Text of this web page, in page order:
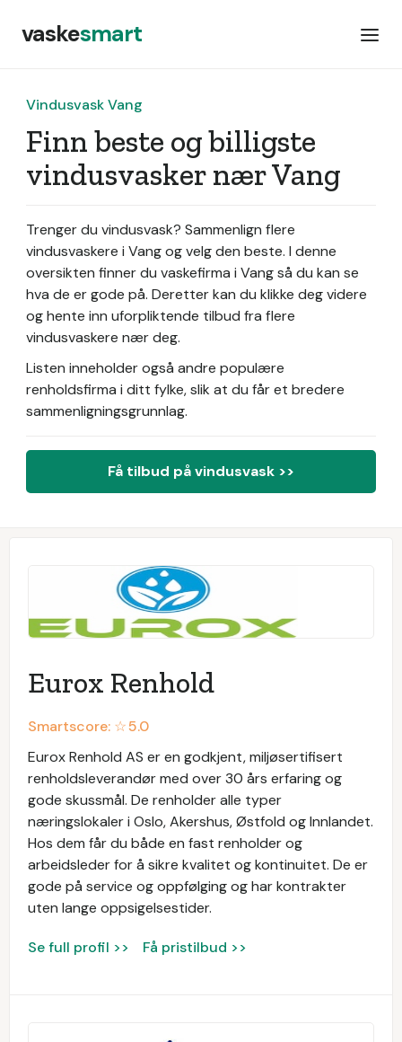
vaskesmart
Vindusvask Vang
Finn beste og billigste
vindusvasker nær Vang
Trenger du vindusvask? Sammenlign flere
vindusvaskere i Vang og velg den beste. I denne
oversikten finner du vaskefirma i Vang så du kan se
hva de er gode på. Deretter kan du klikke deg videre
og hente inn uforpliktende tilbud fra flere
vindusvaskere nær deg.
Listen inneholder også andre populære
renholdsfirma i ditt fylke, slik at du får et bredere
sammenligningsgrunnlag.
Få tilbud på vindusvask >>
Eurox Renhold
Smartscore: ☆5.0
Eurox Renhold AS er en godkjent, miljøsertifisert
renholdsleverandør med over 30 års erfaring og
gode skussmål. De renholder alle typer
næringslokaler i Oslo, Akershus, Østfold og Innlandet.
Hos dem får du både en fast renholder og
arbeidsleder for å sikre kvalitet og kontinuitet. De er
gode på service og oppfølging og har kontrakter
uten lange oppsigelsestider.
Se full profil >> Få pristilbud >>